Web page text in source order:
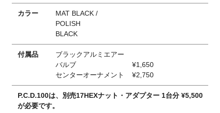
カラー
MAT BLACK /
POLISH
BLACK
付属品
ブラックアルミエアー
バルブ
¥1,650
センターオーナメント
¥2,750
P.C.D.100は、別売17HEXナット・アダプター 1台分 ¥5,500
が必要です。